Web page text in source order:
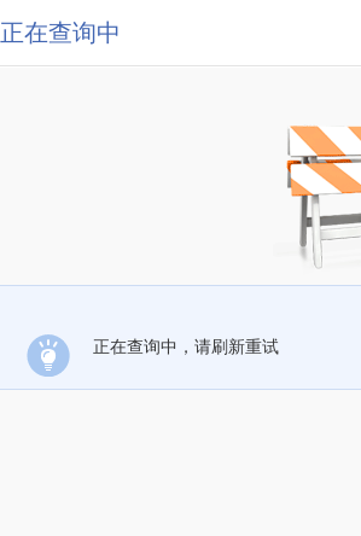
正在查询中
正在查询中，请刷新重试